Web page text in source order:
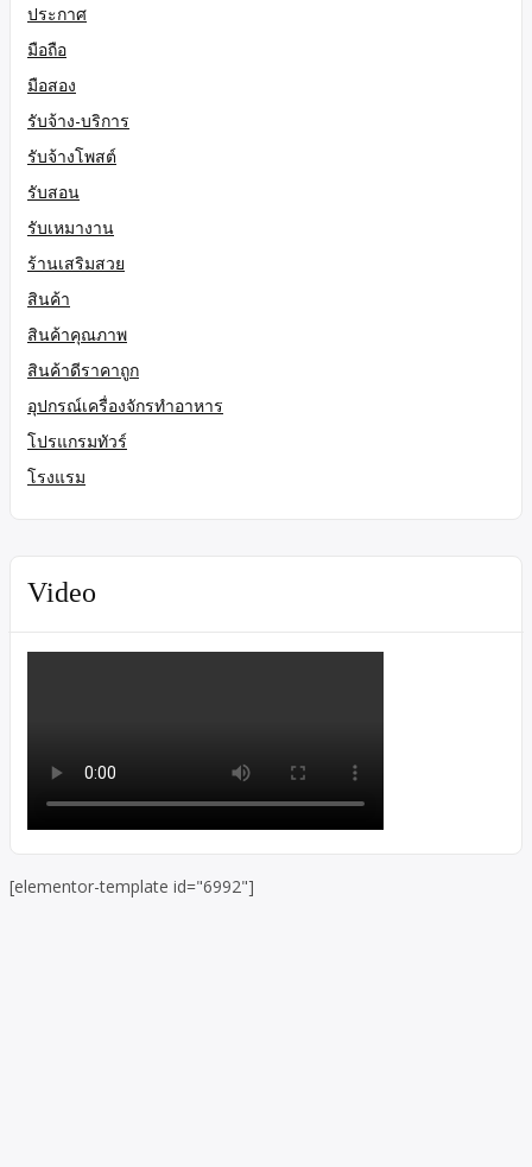
ประกาศ
มือถือ
มือสอง
รับจ้าง-บริการ
รับจ้างโพสต์
รับสอน
รับเหมางาน
ร้านเสริมสวย
สินค้า
สินค้าคุณภาพ
สินค้าดีราคาถูก
อุปกรณ์เครื่องจักรทำอาหาร
โปรแกรมทัวร์
โรงแรม
Video
[elementor-template id="6992"]